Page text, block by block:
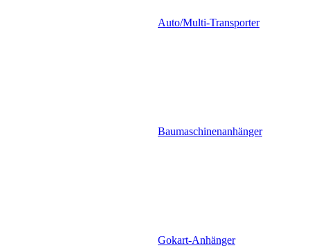
Auto/Multi-Transporter
Baumaschinenanhänger
Gokart-Anhänger